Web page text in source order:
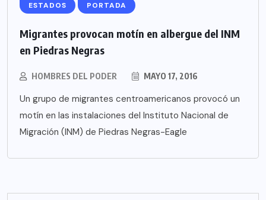
ESTADOS PORTADA
Migrantes provocan motín en albergue del INM
en Piedras Negras
HOMBRES DEL PODER MAYO 17, 2016
Un grupo de migrantes centroamericanos provocó un
motín en las instalaciones del Instituto Nacional de
Migración (INM) de Piedras Negras-Eagle